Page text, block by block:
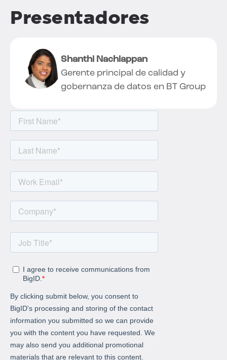
Presentadores
Shanthi Nachiappan
Gerente principal de calidad y
gobernanza de datos en BT Group